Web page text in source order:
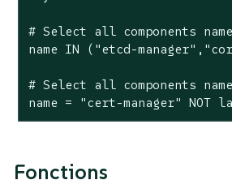
# Select all components
name IN ("etcd-
# Select all components
name = "cert-manager"
Fonctions